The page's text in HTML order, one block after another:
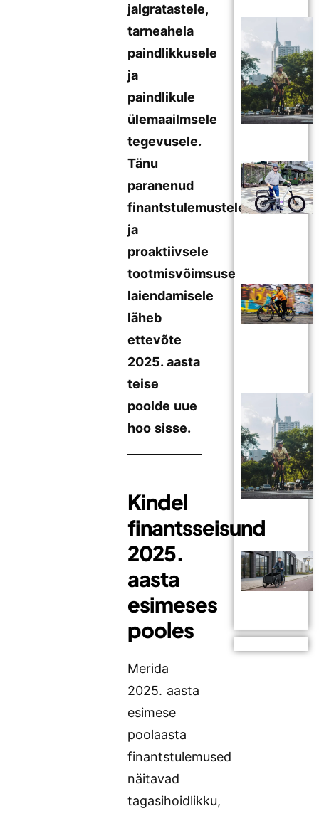
jalgratastele,
tarneahela
paindlikkusele
ja
paindlikule
ülemaailmsele
tegevusele.
Tänu
paranenud
finantstulemustele
ja
proaktiivsele
tootmisvõimsuse
laiendamisele
läheb
ettevõte
2025. aasta
teise
poolde uue
hoo sisse.
Kindel
finantsseisund
2025.
aasta
esimeses
pooles
Merida
2025. aasta
esimese
poolaasta
finantstulemused
näitavad
tagasihoidlikku,